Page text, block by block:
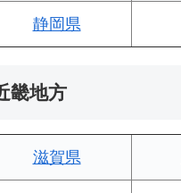
静岡県
畿地方
滋賀県